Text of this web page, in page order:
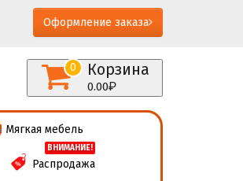
Оформление заказа
Корзина
0
0.00
Мягкая мебель
ВНИМАНИЕ!
Распродажа